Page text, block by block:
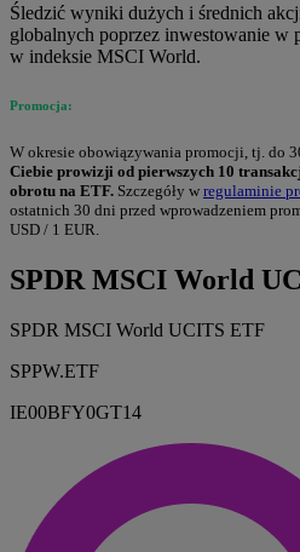
Śledzić wyniki dużych i średnich
globalnych poprzez inwestowanie w
w indeksie MSCI World.
Promocja:
W okresie obowiązywania promocji, tj. do
Ciebie prowizji od pierwszych 10
obrotu na ETF. Szczegóły w regulaminie
ostatnich 30 dni przed wprowadzeniem
USD / 1 EUR.
SPDR MSCI World
SPDR MSCI World UCITS ETF
SPPW.ETF
IE00BFY0GT14